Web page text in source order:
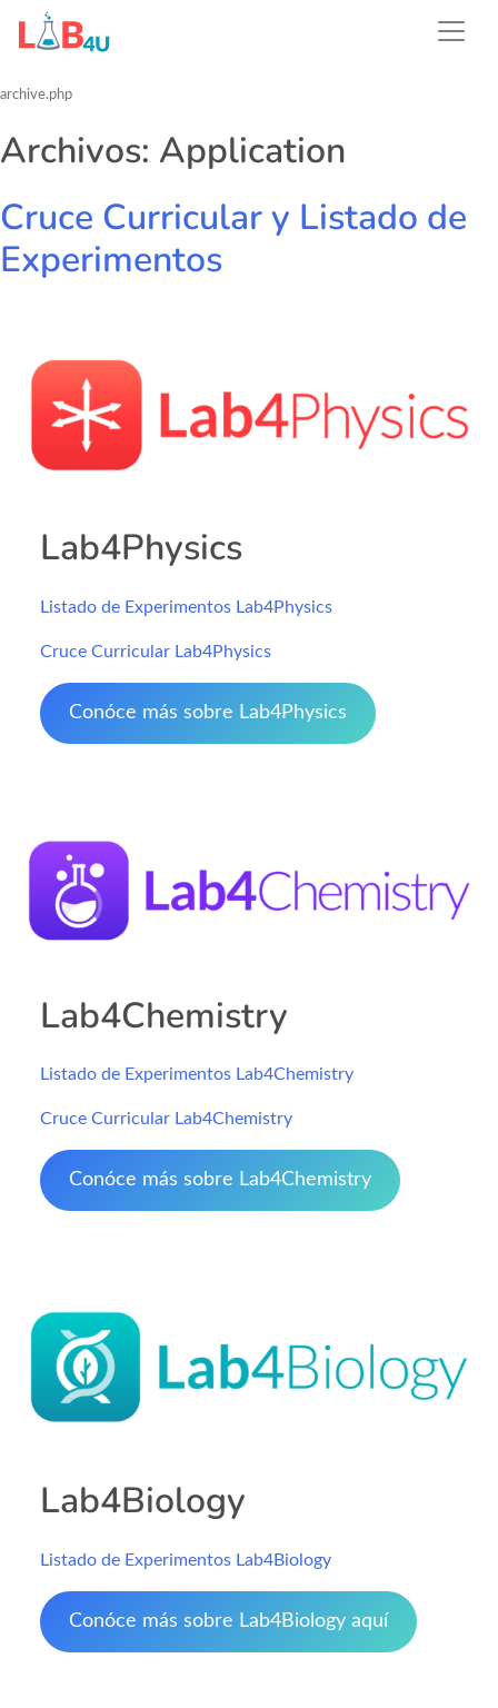
archive.php
Archivos: Application
Cruce Curricular y Listado de
Experimentos
Lab4Physics
Listado de Experimentos Lab4Physics
Cruce Curricular Lab4Physics
Conóce más sobre Lab4Physics
Lab4Chemistry
Listado de Experimentos Lab4Chemistry
Cruce Curricular Lab4Chemistry
Conóce más sobre Lab4Chemistry
Lab4Biology
Listado de Experimentos Lab4Biology
Conóce más sobre Lab4Biology aquí